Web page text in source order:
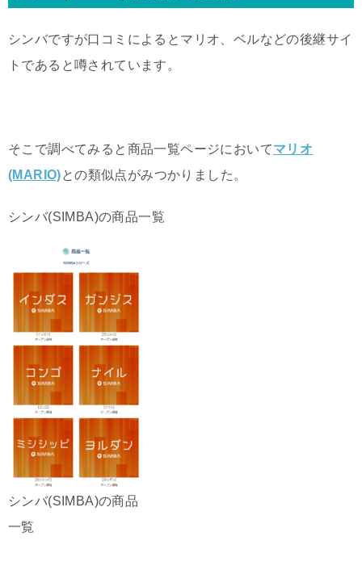
シンバですが口コミによるとマリオ、ベルなどの後継サイ
トであると噂されています。
そこで調べてみると商品一覧ページにおいてマリオ
(MARIO)との類似点がみつかりました。
シンバ(SIMBA)の商品一覧
シンバ(SIMBA)の商品
一覧